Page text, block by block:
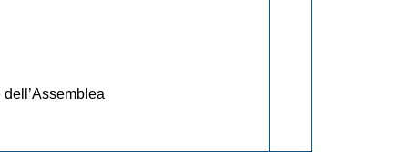
dell’Assemblea